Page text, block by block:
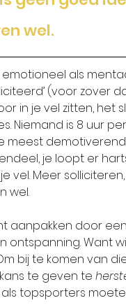
wel.
als
(voor zover
in je vel zitten, het
Niemand is 8 uur
meest
je loopt er
vel. Meer
wel.
aanpakken door
ontspanning. Want
bij te komen van
te geven te
topsporters